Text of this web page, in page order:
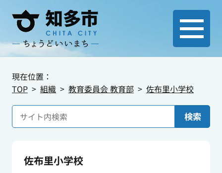
現在位置：
TOP
組織 教育委員会 教育部 佐布里小学校
検索
佐布里小学校